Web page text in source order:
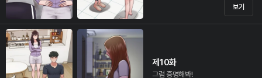
보기
제10화
그럼 증명해봐!